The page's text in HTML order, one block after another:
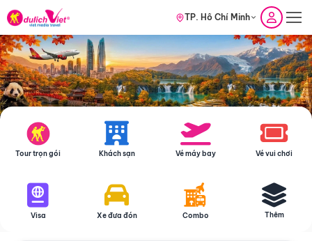
TP. Hồ Chí Minh
Tour trọn gói Khách sạn Vé máy bay Vé vui chơi
Visa Xe đưa đón Combo Thêm